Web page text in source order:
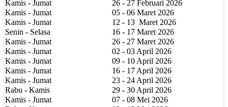
Kamis - Jumat
26 - 27 Februari 2026
Kamis - Jumat
05 - 06 Maret 2026
Kamis - Jumat
12 - 13 Maret 2026
Senin - Selasa
16 - 17 Maret 2026
Kamis - Jumat
26 - 27 Maret 2026
Kamis - Jumat
02 - 03 April 2026
Kamis - Jumat
09 - 10 April 2026
Kamis - Jumat
16 - 17 April 2026
Kamis - Jumat
23 - 24 April 2026
Rabu - Kamis
29 - 30 April 2026
Kamis - Jumat
07 - 08 Mei 2026